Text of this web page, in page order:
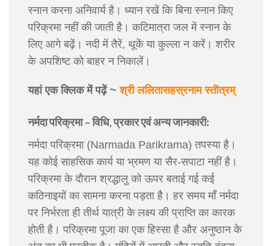
स्नान करना अनिवार्य है। ध्यान रखें कि बिना स्नान किए
परिक्रमा नहीं की जाती है। कटिमात्रा जल में स्नान के
लिए आगे बढ़ें। नदी में तैरें, थूकें या कुल्ला न करें। शरीर
के अपशिष्ट को बाहर न निकालें।
यहां एक क्लिक में पढ़ें ~ श्री ललितासहस्रनाम स्तॊत्रम्
नर्मदा परिक्रमा – विधि, प्रकार एवं अन्य जानकारी:
नर्मदा परिक्रमा (Narmada Parikrama) तपस्या है।
यह कोई साहसिक कार्य या भ्रमण या सैर-सपाटा नहीं है।
परिक्रमा के दौरान श्रद्धालु को ऊपर बताई गई कई
कठिनाइयों का सामना करना पड़ता है। हर समय माँ नर्मदा
पर निर्भरता ही तीर्थ यात्री के लक्ष्य की प्राप्ति का कारक
होती है। परिक्रमा पूजा का एक हिस्सा है और अनुष्ठान के